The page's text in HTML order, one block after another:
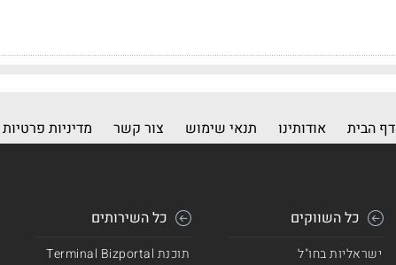
דף הבית אודותינו תנאי שימוש צור קשר מדיניות פרטיות
כל השווקים
ישראליות בחו"ל
כל השירותים
תוכנת Terminal Bizportal